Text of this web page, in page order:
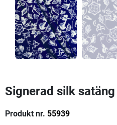
Signerad silk
Produkt nr. 55939